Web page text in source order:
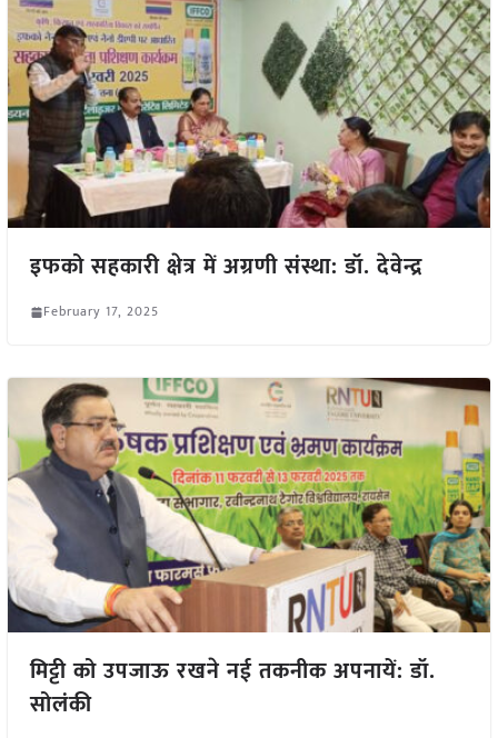
इफको सहकारी क्षेत्र में अग्रणी संस्था: डॉ. देवेन्द्र
February 17, 2025
मिट्टी को उपजाऊ रखने नई तकनीक अपनायें: डॉ.
सोलंकी